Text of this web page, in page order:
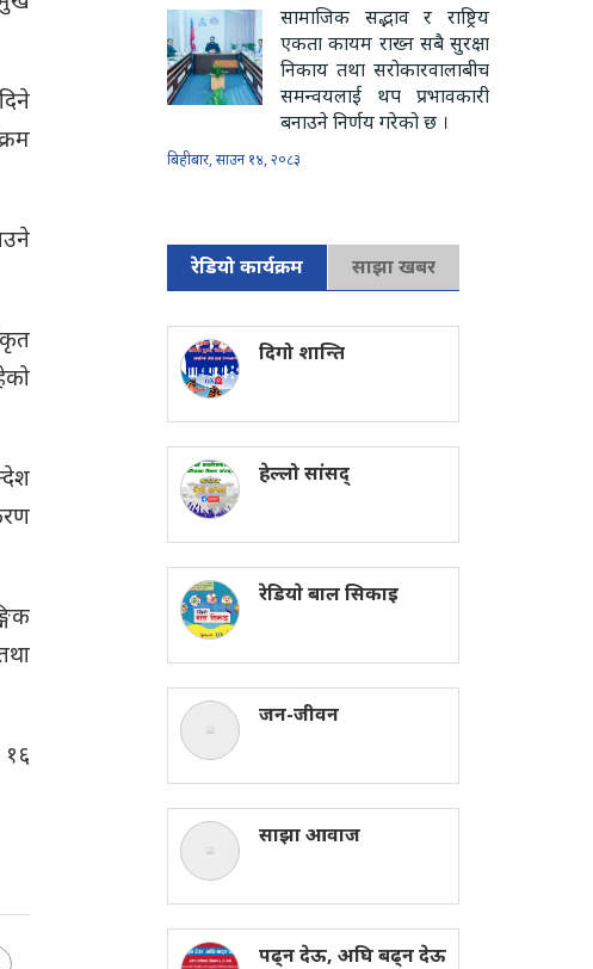
१६
सामाजिक सद्भाव र राष्ट्रिय
एकता कायम राख्न सबै सुरक्षा
निकाय तथा सरोकारवालाबीच
समन्वयलाई थप प्रभावकारी
बनाउने निर्णय गरेको छ ।
बिहीबार, साउन १४, २०८३
रेडियो कार्यक्रम साझा खबर
दिगो शान्ति
हेल्लो सांसद्
रेडियाे बाल सिकाइ
जन-जीवन
साझा आवाज
पढ्न देऊ, अघि बढ्न देऊ